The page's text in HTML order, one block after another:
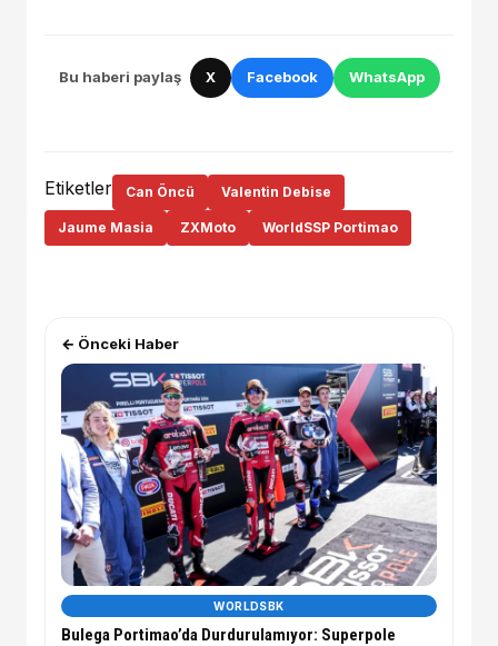
Bu haberi paylaş X Facebook WhatsApp
Etiketler Can Öncü Valentin Debise
Jaume Masia ZXMoto WorldSSP Portimao
← Önceki Haber
WORLDSBK
Bulega Portimao’da Durdurulamıyor: Superpole